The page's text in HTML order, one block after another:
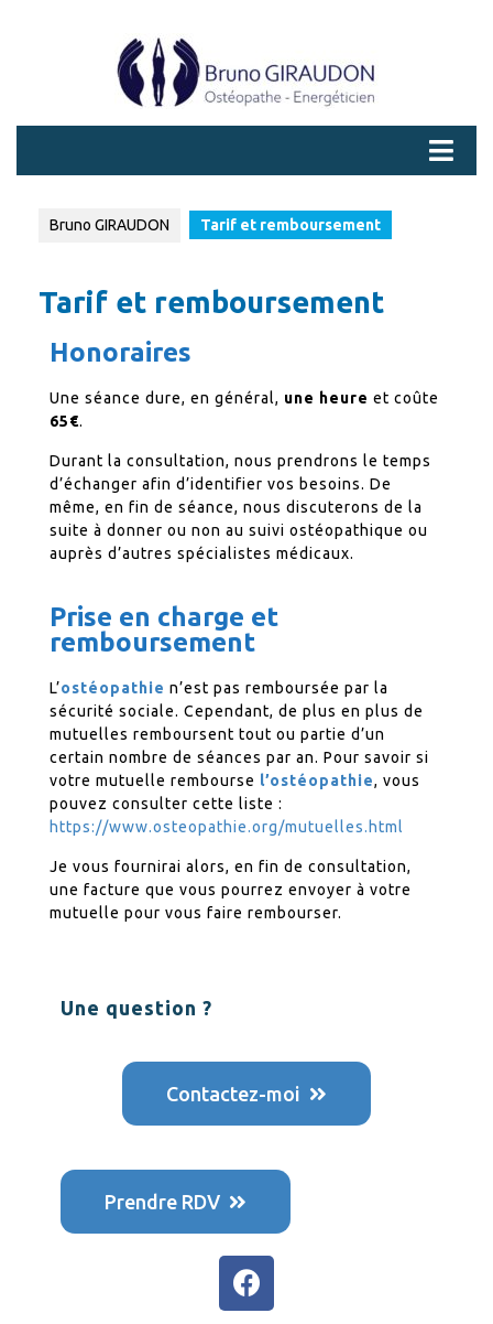
Bruno GIRAUDON Tarif et remboursement
Tarif et remboursement
Honoraires
Une séance dure, en général, une heure et coûte
65€.
Durant la consultation, nous prendrons le temps
d’échanger afin d’identifier vos besoins. De
même, en fin de séance, nous discuterons de la
suite à donner ou non au suivi ostéopathique ou
auprès d’autres spécialistes médicaux.
Prise en charge et
remboursement
L’ostéopathie n’est pas remboursée par la
sécurité sociale. Cependant, de plus en plus de
mutuelles remboursent tout ou partie d’un
certain nombre de séances par an. Pour savoir si
votre mutuelle rembourse l’ostéopathie, vous
pouvez consulter cette liste :
https://www.osteopathie.org/mutuelles.html
Je vous fournirai alors, en fin de consultation,
une facture que vous pourrez envoyer à votre
mutuelle pour vous faire rembourser.
Une question ?
Contactez-moi
Prendre RDV